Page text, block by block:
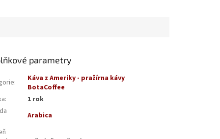
parametry
:
Káva z Ameriky - pražírna kávy
BotaCoffee
:
1 rok
Arabica